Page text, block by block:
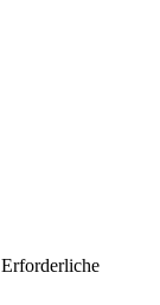
Erforderliche